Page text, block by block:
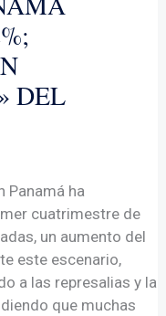
DEL
Panamá ha
cuatrimestre de
un aumento del
este escenario,
a las represalias y la
que muchas